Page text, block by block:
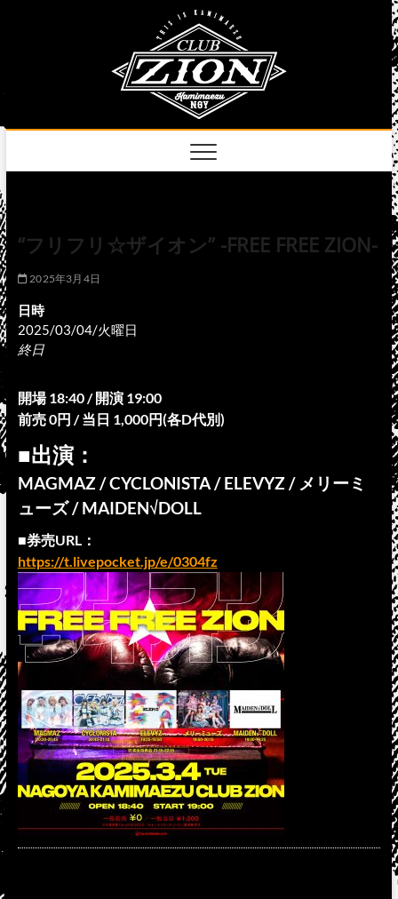
“フリフリ☆ザイオン” -FREE FREE ZION-
2025年3月4日
日時
2025/03/04/火曜日
終日
開場 18:40 / 開演 19:00
前売 0円 / 当日 1,000円(各D代別)
■出演：
MAGMAZ / CYCLONISTA / ELEVYZ / メリーミ
ューズ / MAIDEN√DOLL
■券売URL：
https://t.livepocket.jp/e/0304fz